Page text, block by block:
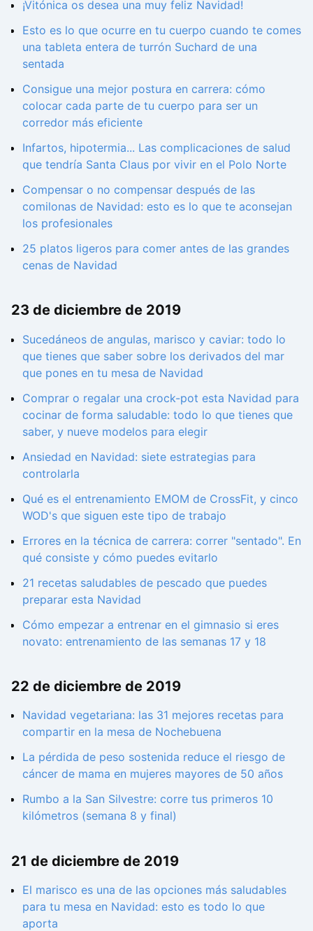
¡Vitónica os desea una muy feliz Navidad!
Esto es lo que ocurre en tu cuerpo cuando te comes
una tableta entera de turrón Suchard de una
sentada
Consigue una mejor postura en carrera: cómo
colocar cada parte de tu cuerpo para ser un
corredor más eficiente
Infartos, hipotermia... Las complicaciones de salud
que tendría Santa Claus por vivir en el Polo Norte
Compensar o no compensar después de las
comilonas de Navidad: esto es lo que te aconsejan
los profesionales
25 platos ligeros para comer antes de las grandes
cenas de Navidad
23 de diciembre de 2019
Sucedáneos de angulas, marisco y caviar: todo lo
que tienes que saber sobre los derivados del mar
que pones en tu mesa de Navidad
Comprar o regalar una crock-pot esta Navidad para
cocinar de forma saludable: todo lo que tienes que
saber, y nueve modelos para elegir
Ansiedad en Navidad: siete estrategias para
controlarla
Qué es el entrenamiento EMOM de CrossFit, y cinco
WOD's que siguen este tipo de trabajo
Errores en la técnica de carrera: correr "sentado". En
qué consiste y cómo puedes evitarlo
21 recetas saludables de pescado que puedes
preparar esta Navidad
Cómo empezar a entrenar en el gimnasio si eres
novato: entrenamiento de las semanas 17 y 18
22 de diciembre de 2019
Navidad vegetariana: las 31 mejores recetas para
compartir en la mesa de Nochebuena
La pérdida de peso sostenida reduce el riesgo de
cáncer de mama en mujeres mayores de 50 años
Rumbo a la San Silvestre: corre tus primeros 10
kilómetros (semana 8 y final)
21 de diciembre de 2019
El marisco es una de las opciones más saludables
para tu mesa en Navidad: esto es todo lo que
aporta